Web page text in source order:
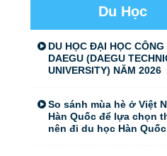
Du Học
DU HỌC ĐẠI HỌC CÔNG
DAEGU (DAEGU
UNIVERSITY) NĂM 2026
So sánh mùa hè ở Việt
Hàn Quốc để lựa chọn
nên đi du học Hàn